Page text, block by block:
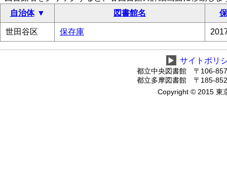
自治体
図書館名
世田谷区 保存庫
▶ サイトポリ
都立中央図書館 〒106-
都立多摩図書館 〒185-
Copyright © 2015 東